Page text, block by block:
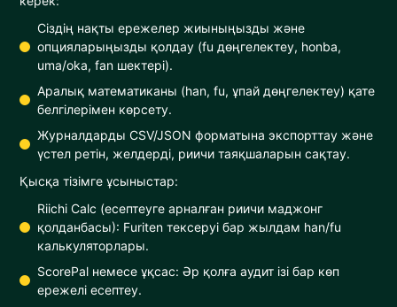
Сіздің нақты ережелер жиыныңызды және
опцияларыңызды қолдау (fu дөңгелектеу, honba,
uma/oka, fan шектері).
Аралық математиканы (han, fu, ұпай дөңгелектеу) қате
белгілерімен көрсету.
Журналдарды CSV/JSON форматына экспорттау және
үстел ретін, желдерді, риичи таяқшаларын сақтау.
Қысқа тізімге ұсыныстар:
Riichi Calc (есептеуге арналған риичи маджонг
қолданбасы): Furiten тексеруі бар жылдам han/fu
калькуляторлары.
ScorePal немесе ұқсас: Әр қолға аудит ізі бар көп
ережелі есептеу.